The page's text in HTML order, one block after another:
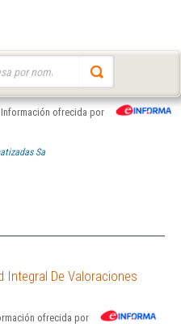
Información ofrecida por
Sa
Integral De Valoraciones
ofrecida por